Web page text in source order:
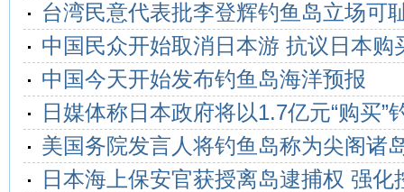
台湾民意代表批李登辉钓鱼岛立场可
中国民众开始取消日本游 抗议日本购
中国今天开始发布钓鱼岛海洋预报
日媒体称日本政府将以1.7亿元“购买”
美国务院发言人将钓鱼岛称为尖阁诸
日本海上保安官获授离岛逮捕权 强化